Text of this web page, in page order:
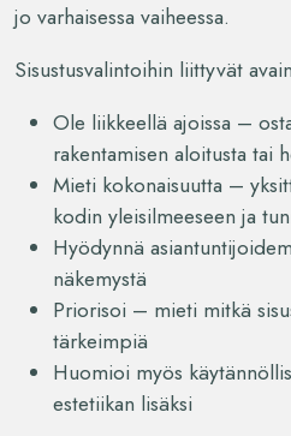
jo varhaisessa vaiheessa.
Sisustusvalintoihin liittyvät
Ole liikkeellä ajoissa –
rakentamisen aloitusta tai
Mieti kokonaisuutta –
kodin yleisilmeeseen ja
Hyödynnä
näkemystä
Priorisoi – mieti mitkä
tärkeimpiä
Huomioi myös
estetiikan lisäksi